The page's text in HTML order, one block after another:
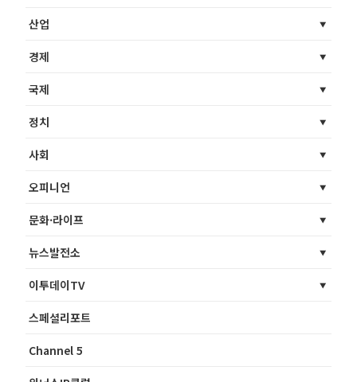
산업
경제
국제
정치
사회
오피니언
문화·라이프
뉴스발전소
이투데이TV
스페셜리포트
Channel 5